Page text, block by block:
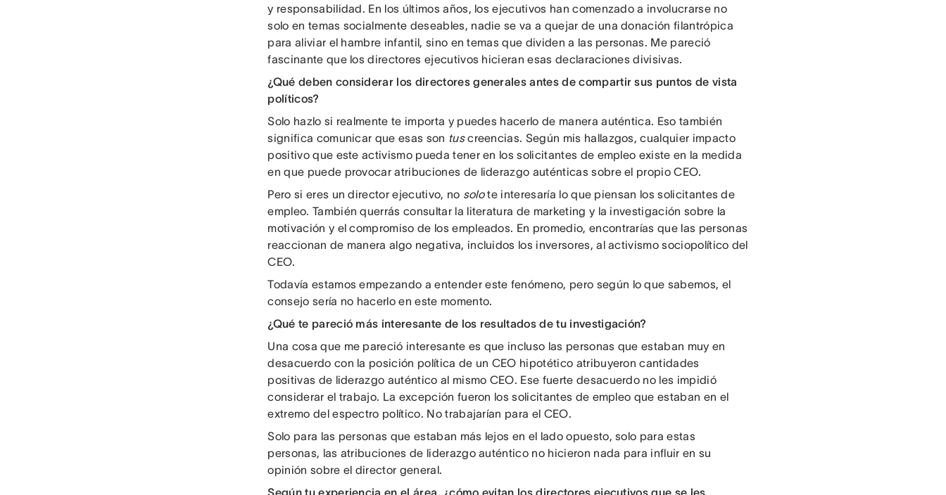
y responsabilidad. En los últimos años, los ejecutivos han comenzado a involucrarse no
solo en temas socialmente deseables, nadie se va a quejar de una donación filantrópica
para aliviar el hambre infantil, sino en temas que dividen a las personas. Me pareció
fascinante que los directores ejecutivos hicieran esas declaraciones divisivas.
¿Qué deben considerar los directores generales antes de compartir sus puntos de vista
políticos?
Solo hazlo si realmente te importa y puedes hacerlo de manera auténtica. Eso también
significa comunicar que esas son tuscreencias. Según mis hallazgos, cualquier impacto
positivo que este activismo pueda tener en los solicitantes de empleo existe en la medida
en que puede provocar atribuciones de liderazgo auténticas sobre el propio CEO.
Pero si eres un director ejecutivo, no solote interesaría lo que piensan los solicitantes de
empleo. También querrás consultar la literatura de marketing y la investigación sobre la
motivación y el compromiso de los empleados. En promedio, encontrarías que las personas
reaccionan de manera algo negativa, incluidos los inversores, al activismo sociopolítico del
CEO.
Todavía estamos empezando a entender este fenómeno, pero según lo que sabemos, el
consejo sería no hacerlo en este momento.
¿Qué te pareció más interesante de los resultados de tu investigación?
Una cosa que me pareció interesante es que incluso las personas que estaban muy en
desacuerdo con la posición política de un CEO hipotético atribuyeron cantidades
positivas de liderazgo auténtico al mismo CEO. Ese fuerte desacuerdo no les impidió
considerar el trabajo. La excepción fueron los solicitantes de empleo que estaban en el
extremo del espectro político. No trabajarían para el CEO.
Solo para las personas que estaban más lejos en el lado opuesto, solo para estas
personas, las atribuciones de liderazgo auténtico no hicieron nada para influir en su
opinión sobre el director general.
Según tu experiencia en el área, ¿cómo evitan los directores ejecutivos que se les